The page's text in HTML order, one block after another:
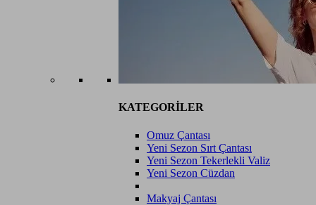
KATEGORİLER
Omuz Çantası
Yeni Sezon Sırt Çantası
Yeni Sezon Tekerlekli Valiz
Yeni Sezon Cüzdan
Makyaj Çantası